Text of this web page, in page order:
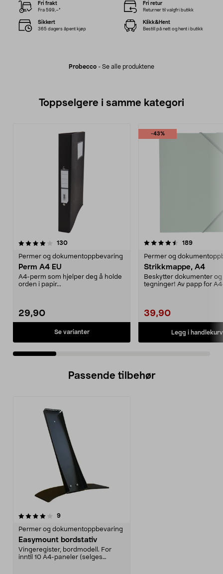
Probecco - Se alle produktene
Fri frakt
Fra 599,–*
Fri retur
Returner til valgfri butikk
Sikkert
365 dagers åpent kjøp
Klikk&Hent
Bestill på nett og hent i butikk
Toppselgere i samme kategori
130anmeldelser
Permer og dokumentoppbevaring
Perm A4 EU
A4-perm som hjelper deg å holde
orden i papir...
29,90
Se varianter
-43%
4.5 av 5 stjerner 189
Permer og
Strikkmappe, A4
Beskytter dokumenter og
tegninger! Av papp for
39,90
Legg i handlekurv
4.5 av 5 stjerner
Passende tilbehør
9anmeldelser
Permer og dokumentoppbevaring
Easymount bordstativ
Vingeregister, bordmodell. For
inntil 10 A4-paneler (selges